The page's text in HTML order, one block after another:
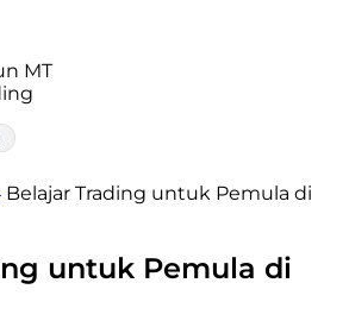
MT
Belajar Trading untuk Pemula di
untuk Pemula di